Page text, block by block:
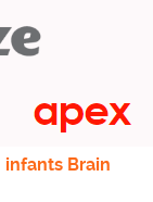
infants Brain